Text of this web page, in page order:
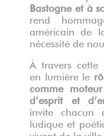
Bastogne et à
rend
américain de
nécessité de
À travers cette
en lumière le
comme
d’esprit et
invite chacun
ludique et
vivant de la